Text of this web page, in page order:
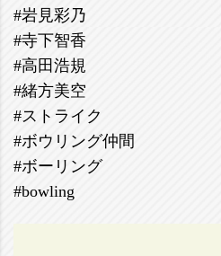
#岩見彩乃
#寺下智香
#高田浩規
#緒方美空
#ストライク
#ボウリング仲間
#ボーリング
#bowling